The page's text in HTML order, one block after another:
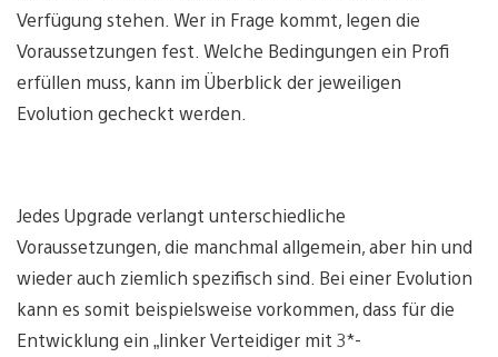
Verfügung stehen. Wer in Frage kommt, legen die
Voraussetzungen fest. Welche Bedingungen ein Profi
erfüllen muss, kann im Überblick der jeweiligen
Evolution gecheckt werden.
Jedes Upgrade verlangt unterschiedliche
Voraussetzungen, die manchmal allgemein, aber hin und
wieder auch ziemlich spezifisch sind. Bei einer Evolution
kann es somit beispielsweise vorkommen, dass für die
Entwicklung ein „linker Verteidiger mit 3*-